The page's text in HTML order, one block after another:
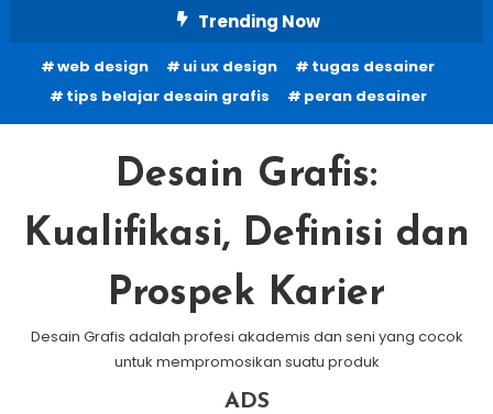
Content
Trending Now
web design ui ux design
tugas desainer
tips belajar desain grafis
peran desainer
Desain Grafis:
Kualifikasi, Definisi dan
Prospek Karier
Desain Grafis adalah profesi akademis dan seni yang cocok
untuk mempromosikan suatu produk
ADS